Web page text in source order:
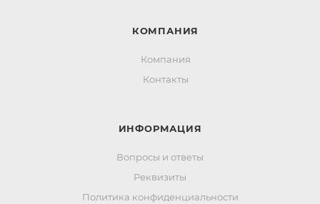
КОМПАНИЯ
Компания
Контакты
ИНФОРМАЦИЯ
Вопросы и ответы
Реквизиты
Политика конфиденциальности